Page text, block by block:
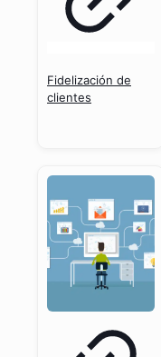
Fidelización de
clientes